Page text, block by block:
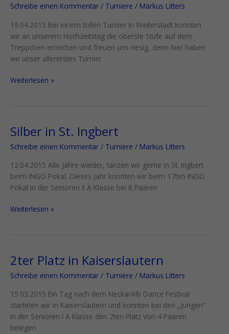
Schreibe einen Kommentar / Turniere / Markus Litters
19.04.2015 Bei einem tollen Turnier in Weiterstadt konnten
wir an unserem Hochzeitstag die oberste Stufe auf dem
Treppchen erreichen und freuen uns riesig, denn hier haben
wir unser allererstes Turnier
Hochzeitstag
Weiterlesen »
Silber in St. Ingbert
Schreibe einen Kommentar / Turniere / Markus Litters
12.04.2015 Alle Jahre wieder, tanzen wir gerne in St. Ingbert
beim INGO Pokal. Dieses Jahr konnten wir beim 17ten INGO
Pokal in der Senioren II A Klasse bei 6 Paaren
Silber
St.
Ingbert
Weiterlesen »
2ter Platz in Kaiserslautern
Schreibe einen Kommentar / Turniere / Markus Litters
15.03.2015 Ein Tag nach dem NeckarAlb Dance Festival
starteten wir in Kaiserslautern und konnten bei den „Jungen“
in der Senioren I A Klasse den 2ten Platz von 4 Paaren
belegen.
2ter
in
Kaiserslautern